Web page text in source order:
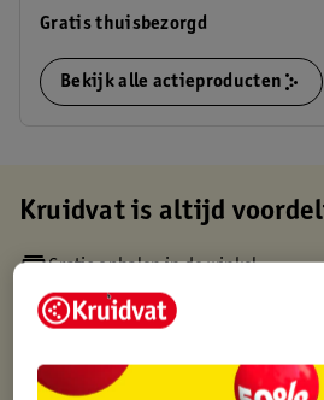
Gratis thuisbezorgd
Bekijk alle actieproducten
Kruidvat is altijd
Gratis ophalen in de winkel
Op werkdagen voor 22:00 uur
Gratis thuisbezorgd vanaf 50.00
Gratis punten met je Kruidvat kaart